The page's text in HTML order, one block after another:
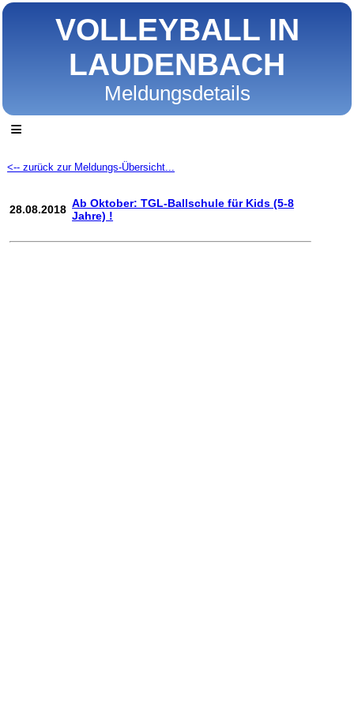
VOLLEYBALL IN
LAUDENBACH
Meldungsdetails
≡
<-- zurück zur Meldungs-Übersicht...
28.08.2018 Ab Oktober: TGL-Ballschule für Kids (5-8
Jahre) !